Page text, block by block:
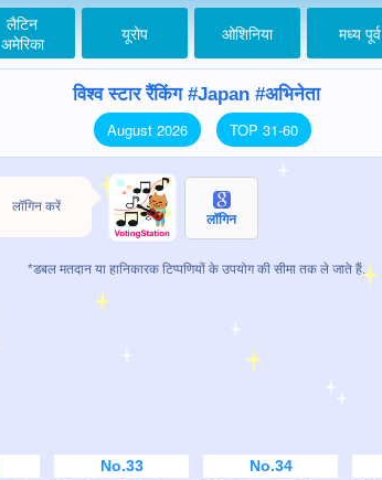
लैटिन
अमेरिका
यूरोप ओशिनिया मध्य पूर्व
विश्व स्टार रैंकिंग #Japan #अभिनेता
August 2026
TOP 31-60
लॉगिन करें
लॉगिन
*डबल मतदान या हानिकारक टिप्पणियों के उपयोग की सीमा तक ले जाते हैं.
No.33 No.34